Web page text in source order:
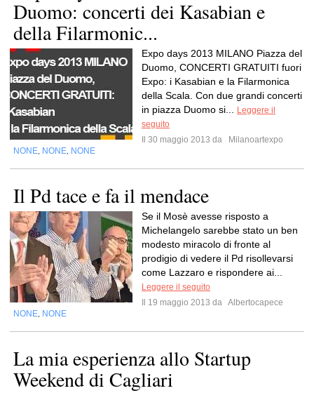
Duomo: concerti dei Kasabian e
della Filarmonic...
Expo days 2013 MILANO Piazza del
Duomo, CONCERTI GRATUITI fuori
Expo: i Kasabian e la Filarmonica
della Scala. Con due grandi concerti
in piazza Duomo si...
Leggere il
seguito
Il 30 maggio 2013 da
Milanoartexpo
NONE NONE NONE
Il Pd tace e fa il mendace
Se il Mosè avesse risposto a
Michelangelo sarebbe stato un ben
modesto miracolo di fronte al
prodigio di vedere il Pd risollevarsi
come Lazzaro e rispondere ai...
Leggere il seguito
Il 19 maggio 2013 da Albertocapece
NONE NONE
La mia esperienza allo Startup
Weekend di Cagliari